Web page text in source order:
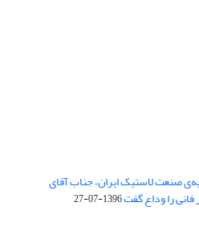
صنعت لاستیک ایران، جناب آقای
را وداع گفت1396-07-27